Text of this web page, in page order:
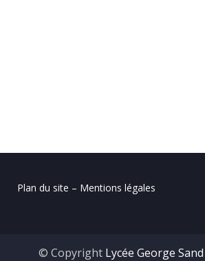
Plan du site – Mentions légales
© Copyright Lycée George